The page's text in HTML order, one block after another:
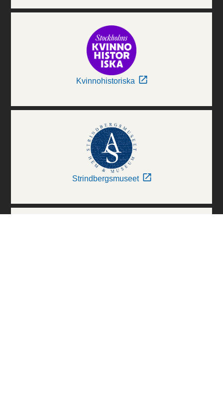
Kvinnohistoriska
Strindbergsmuseet